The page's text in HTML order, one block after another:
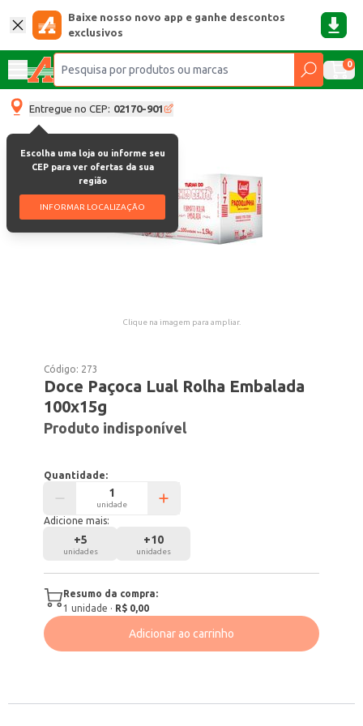
Baixe nosso novo app e ganhe descontos
exclusivos
0
Entregue no CEP: 02170-901
Escolha uma loja ou informe seu
CEP para ver ofertas da sua
região
INFORMAR LOCALIZAÇÃO
Clique na imagem para ampliar.
Código: 273
Doce Paçoca Lual Rolha Embalada
100x15g
Produto indisponível
Quantidade:
unidade
Adicione mais:
+5
unidades
+10
unidades
Resumo da compra:
1 unidade · R$ 0,00
Adicionar ao carrinho